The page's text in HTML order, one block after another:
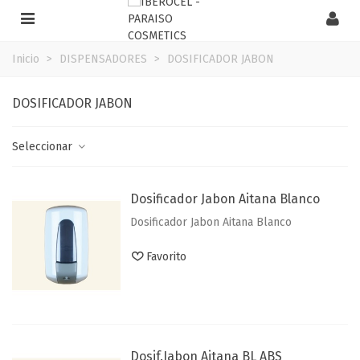
Inicio > DISPENSADORES > DOSIFICADOR JABON
DOSIFICADOR JABON
Seleccionar
Dosificador Jabon Aitana Blanco
Dosificador Jabon Aitana Blanco
Favorito
Dosif.Jabon Aitana BL ABS